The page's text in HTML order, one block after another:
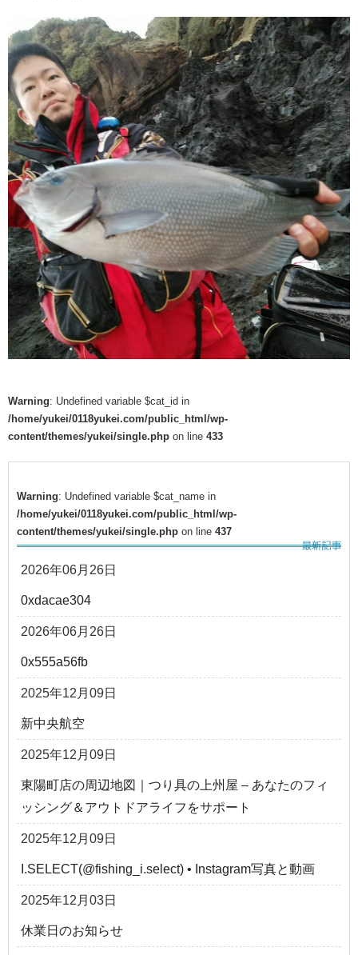
Warning: Undefined variable $cat_id in
/home/yukei/0118yukei.com/public_html/wp-
content/themes/yukei/single.php on line 433
Warning: Undefined variable $cat_name in
/home/yukei/0118yukei.com/public_html/wp-
content/themes/yukei/single.php on line 437
2026年06月26日
0xdacae304
2026年06月26日
0x555a56fb
2025年12月09日
新中央航空
2025年12月09日
東陽町店の周辺地図｜つり具の上州屋 – あなたのフィ
ッシング＆アウトドアライフをサポート
2025年12月09日
I.SELECT(@fishing_i.select) • Instagram写真と動画
2025年12月03日
休業日のお知らせ